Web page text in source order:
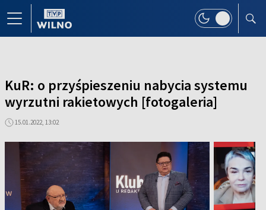
KuR: o przyśpieszeniu nabycia systemu
wyrzutni rakietowych [fotogaleria]
15.01.2022, 13:02